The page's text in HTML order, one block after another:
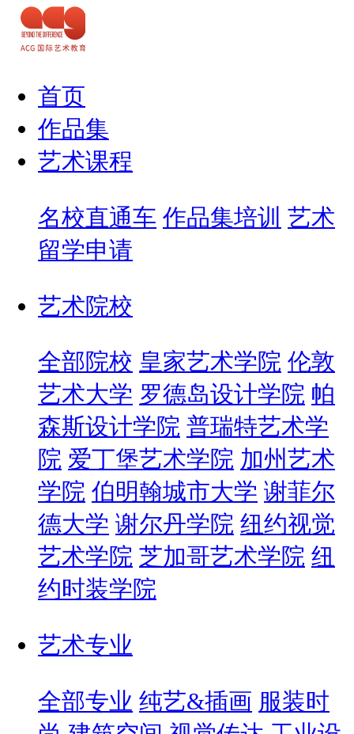
首页
作品集
艺术课程
名校直通车 作品集培训 艺术
留学申请
艺术院校
全部院校 皇家艺术学院 伦敦
艺术大学 罗德岛设计学院 帕
森斯设计学院 普瑞特艺术学
院 爱丁堡艺术学院 加州艺术
学院 伯明翰城市大学 谢菲尔
德大学 谢尔丹学院 纽约视觉
艺术学院 芝加哥艺术学院 纽
约时装学院
艺术专业
全部专业 纯艺&插画 服装时